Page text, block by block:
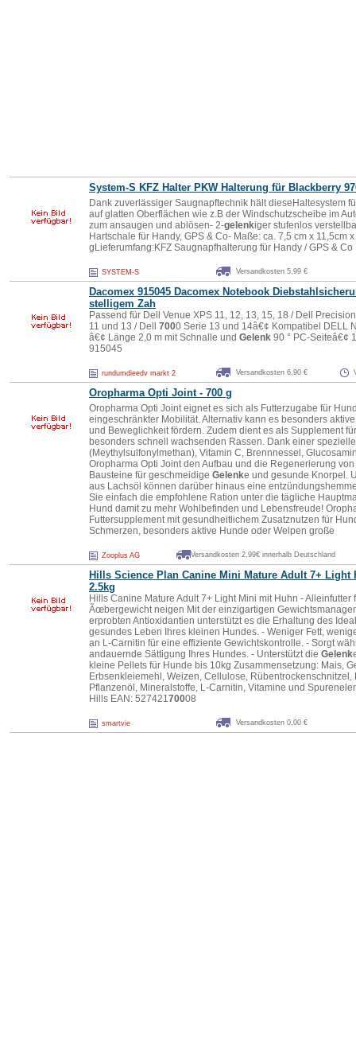
System-S KFZ Halter PKW Halterung für Blackberry 9
Dank zuverlässiger Saugnapftechnik hält dieseHaltesystem
auf glatten Oberflächen wie z.B der Windschutzscheibe im
zum ansaugen und ablösen- 2-gelenkiger stufenlos
Hartschale für Handy, GPS & Co- Maße: ca. 7,5 cm x 11,5cm
gLieferumfang:KFZ Saugnapfhalterung für Handy / GPS & Co
SYSTEM-S Versandkosten 5,99 €
Dacomex 915045 Dacomex Notebook
stelligem Zah
Passend für Dell Venue XPS 11, 12, 13, 15, 18 / Dell
11 und 13 / Dell 7000 Serie 13 und 14â€¢ Kompatibel DELL
â€¢ Länge 2,0 m mit Schnalle und Gelenk 90 ° PC-Seiteâ€¢
915045
rundumdieedv markt 2 Versandkosten 6,90 €
Oropharma Opti Joint - 700 g
Oropharma Opti Joint eignet es sich als Futterzugabe für
eingeschränkter Mobilität. Alternativ kann es besonders
und Beweglichkeit fördern. Zudem dient es als Supplement
besonders schnell wachsenden Rassen. Dank einer
(Meythylsulfonylmethan), Vitamin C, Brennnessel,
Oropharma Opti Joint den Aufbau und die Regenerierung
Bausteine für geschmeidige Gelenke und gesunde Knorpel.
aus Lachsöl können darüber hinaus eine
Sie einfach die empfohlene Ration unter die tägliche
Hund damit zu mehr Wohlbefinden und Lebensfreude!
Futtersupplement mit gesundheitlichem Zusatznutzen für
Schmerzen, besonders aktive Hunde oder Welpen große
Zooplus AG Versandkosten 2,99€ innerhalb Deutschland
Hills Science Plan Canine Mini Mature Adult 7+ Light
2.5kg
Hills Canine Mature Adult 7+ Light Mini mit Huhn -
Ãœbergewicht neigen Mit der einzigartigen
erprobten Antioxidantien unterstützt es die Erhaltung des
gesundes Leben Ihres kleinen Hundes. - Weniger Fett,
an L-Carnitin für eine effiziente Gewichtskontrolle. - Sorgt
andauernde Sättigung Ihres Hundes. - Unterstützt die Gelenk
kleine Pellets für Hunde bis 10kg Zusammensetzung: Mais,
Erbsenkleiemehl, Weizen, Cellulose,
Pflanzenöl, Mineralstoffe, L-Carnitin, Vitamine und
Hills EAN: 52742170008
smartvie Versandkosten 0,00 €